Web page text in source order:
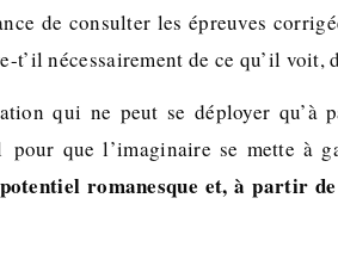
de consulter les épreuves
t’il nécessairement de ce qu’il voit,
qui ne peut se déployer qu’à
que l’imaginaire se mette à
romanesque et, à partir